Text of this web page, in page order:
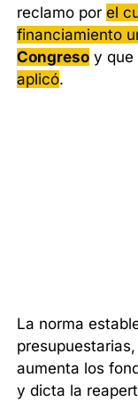
reclamo porel
financiamiento
Congreso y que
aplicó.
La norma
aumenta los
y dicta la